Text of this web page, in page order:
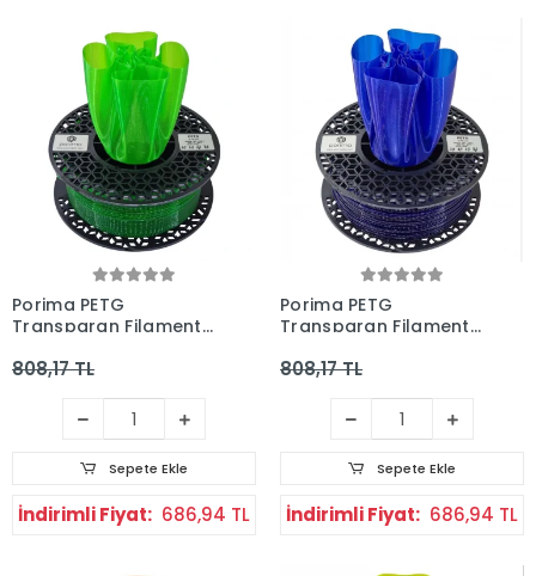
Porima PETG
Transparan Filament
808,17 TL
Sepete Ekle
İndirimli Fiyat: 686,94 TL
Porima PETG
Transparan Filament
808,17 TL
Sepete Ekle
İndirimli Fiyat: 686,94 TL